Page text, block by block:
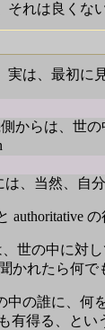
それは良くな
実は、最初に
からは、世
は、当然、自
authoritative
、世の中に対
かれたら何
中の誰に、何
有得る、と